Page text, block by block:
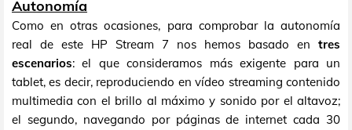
Autonomía
Como en otras ocasiones, para comprobar la autonomía
real de este HP Stream 7 nos hemos basado en tres
escenarios: el que consideramos más exigente para un
tablet, es decir, reproduciendo en vídeo streaming contenido
multimedia con el brillo al máximo y sonido por el altavoz;
el segundo, navegando por páginas de internet cada 30